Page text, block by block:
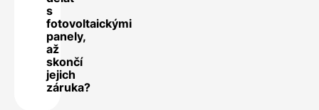
s
fotovoltaickými
panely,
až
skončí
jejich
záruka?